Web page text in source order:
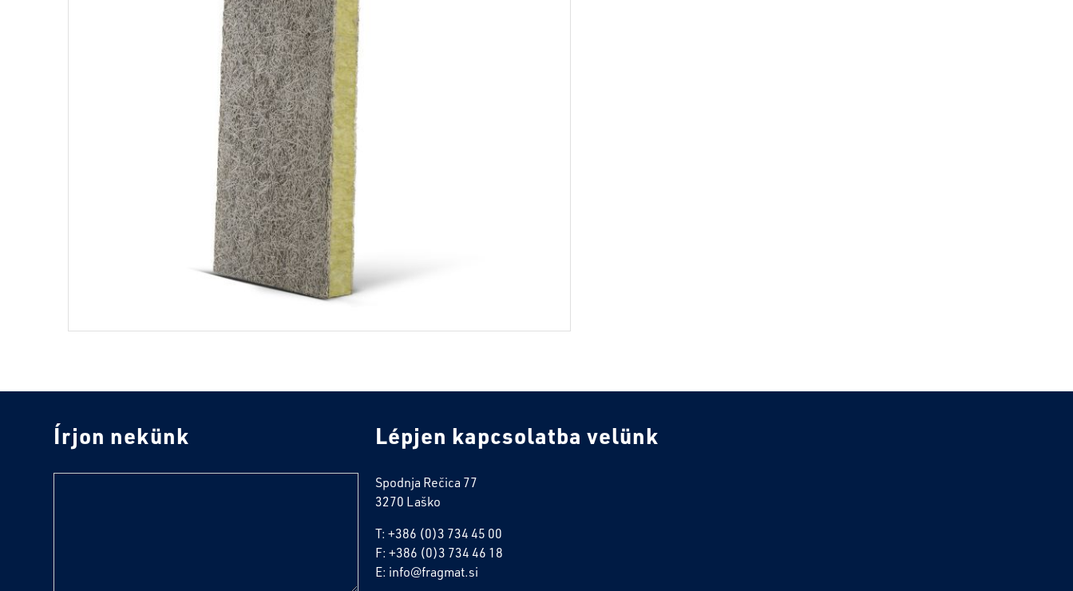
Írjon nekünk Lépjen kapcsolatba velünk
Spodnja Rečica 77
3270 Laško
T: +386 (0)3 734 45 00
F: +386 (0)3 734 46 18
E: info@fragmat.si